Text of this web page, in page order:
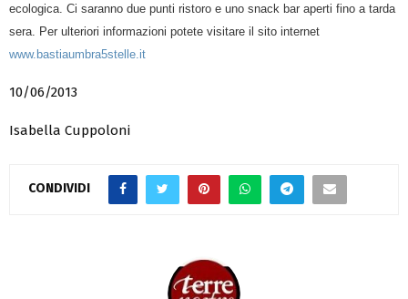
ecologica. Ci saranno due punti ristoro e uno snack bar aperti fino a tarda
sera. Per ulteriori informazioni potete visitare il sito internet
www.bastiaumbra5stelle.it
10/06/2013
Isabella Cuppoloni
CONDIVIDI